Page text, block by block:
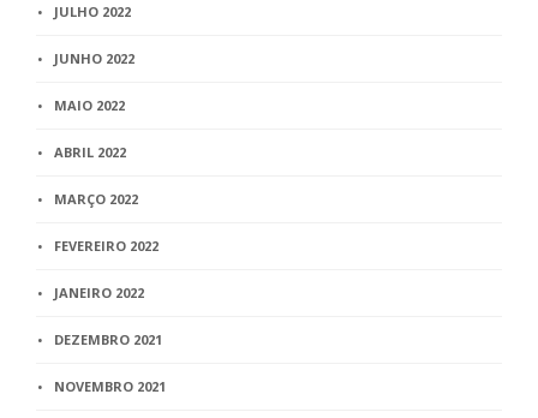
JULHO 2022
JUNHO 2022
MAIO 2022
ABRIL 2022
MARÇO 2022
FEVEREIRO 2022
JANEIRO 2022
DEZEMBRO 2021
NOVEMBRO 2021